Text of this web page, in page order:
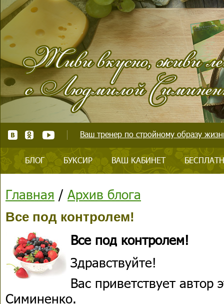
Ваш тренер по стройному образу
БЛОГ БУКСИР ВАШ КАБИНЕТ
Главная / Архив блога
Все под контролем!
Все под контролем!
Здравствуйте!
Вас приветствует
Симиненко.